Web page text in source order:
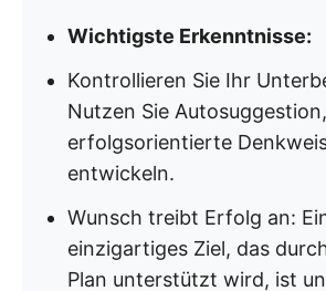
Wichtigste Erkenntnisse:
Kontrollieren Sie Ihr
Nutzen Sie
erfolgsorientierte
entwickeln.
Wunsch treibt Erfolg an:
einzigartiges Ziel, das
Plan unterstützt wird, ist